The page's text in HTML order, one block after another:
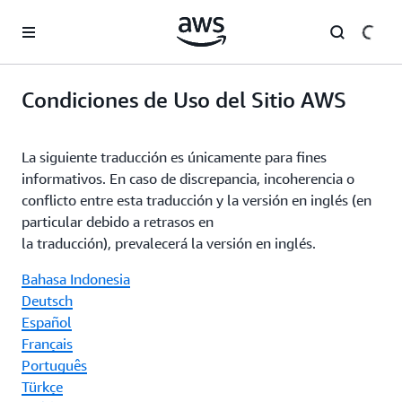
Condiciones de Uso del Sitio AWS
La siguiente traducción es únicamente para fines
informativos. En caso de discrepancia, incoherencia o
conflicto entre esta traducción y la versión en inglés (en
particular debido a retrasos en
la traducción), prevalecerá la versión en inglés.
Bahasa Indonesia
Deutsch
Español
Français
Português
Türkçe